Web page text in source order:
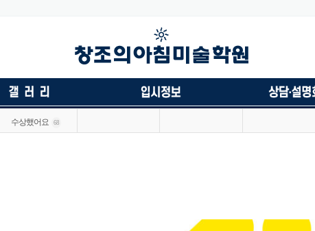
수상했어요 68